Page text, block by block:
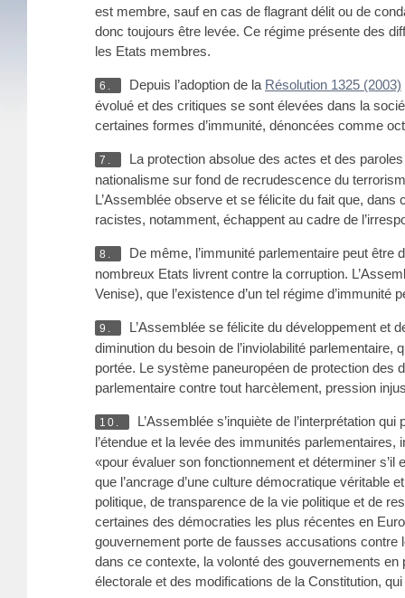
est membre, sauf en cas de flagrant délit ou de
donc toujours être levée. Ce régime présente des
les Etats membres.
6. Depuis l’adoption de la Résolution 1325 (2003)
évolué et des critiques se sont élevées dans la
certaines formes d’immunité, dénoncées comme
7.
La protection absolue des actes et des
nationalisme sur fond de recrudescence du
L’Assemblée observe et se félicite du fait que,
racistes, notamment, échappent au cadre de
8.
De même, l’immunité parlementaire peut être
nombreux Etats livrent contre la corruption.
Venise), que l’existence d’un tel régime
9.
L’Assemblée se félicite du développement et
diminution du besoin de l’inviolabilité
portée. Le système paneuropéen de protection des
parlementaire contre tout harcèlement, pression
10.
L’Assemblée s’inquiète de l’interprétation
l’étendue et la levée des immunités
«pour évaluer son fonctionnement et déterminer
que l’ancrage d’une culture démocratique véritable
politique, de transparence de la vie politique et de
certaines des démocraties les plus récentes en
gouvernement porte de fausses accusations
dans ce contexte, la volonté des gouvernements
électorale et des modifications de la Constitution,